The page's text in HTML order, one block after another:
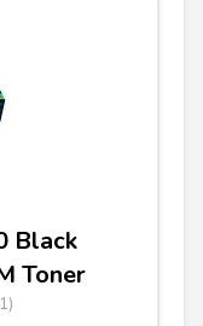
Black
Toner